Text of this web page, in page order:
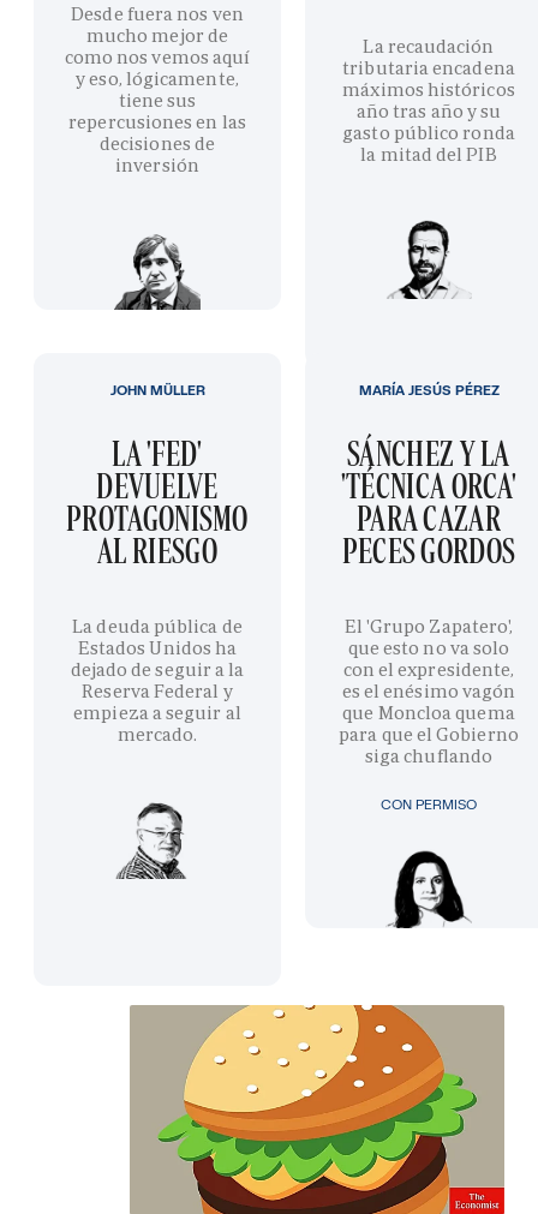
Desde fuera nos ven
mucho mejor de
como nos vemos aquí
y eso, lógicamente,
tiene sus
repercusiones en las
decisiones de
inversión
La recaudación
tributaria encadena
máximos históricos
año tras año y su
gasto público ronda
la mitad del PIB
LA 'FED'
DEVUELVE
PROTAGONISMO
AL RIESGO
La deuda pública de
Estados Unidos ha
dejado de seguir a la
Reserva Federal y
empieza a seguir al
mercado.
JOHN MÜLLER
CON PERMISO
SÁNCHEZ Y LA
'TÉCNICA ORCA'
PARA CAZAR
PECES GORDOS
El 'Grupo Zapatero',
que esto no va solo
con el expresidente,
es el enésimo vagón
que Moncloa quema
para que el Gobierno
siga chuflando
MARÍA JESÚS PÉREZ